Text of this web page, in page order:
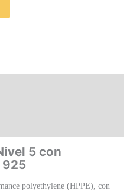
5 con
925
polyethylene (HPPE), con